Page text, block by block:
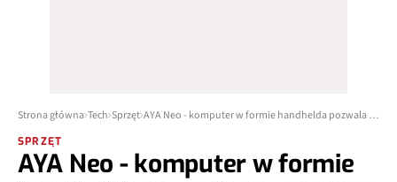
Strona główna Tech Sprzęt AYA Neo - komputer w formie handhelda pozwala na granie w Cyberpunk 2077
SPRZĘT
AYA Neo - komputer w formie